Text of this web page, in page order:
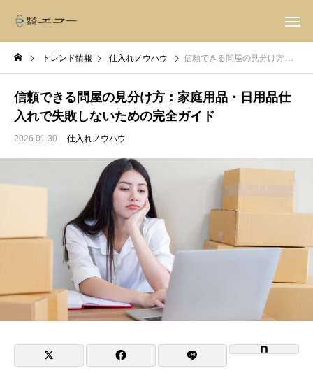
トレンド情報 仕入れノウハウ 信頼できる問屋の見分け方：家庭用品・日用品仕入れで失敗しないための完全ガイド
信頼できる問屋の見分け方：家庭用品・日用品仕
入れで失敗しないための完全ガイド
2026.01.30 仕入れノウハウ